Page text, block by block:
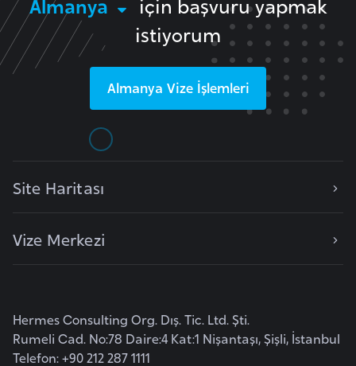
istiyorum
Almanya Vize İşlemleri
Site Haritası
Vize Merkezi
Hermes Consulting Org. Dış. Tic. Ltd. Şti.
Rumeli Cad. No:78 Daire:4 Kat:1 Nişantaşı, Şişli, İstanbul
Telefon: +90 212 287 1111
r
l
ç
k
e
n